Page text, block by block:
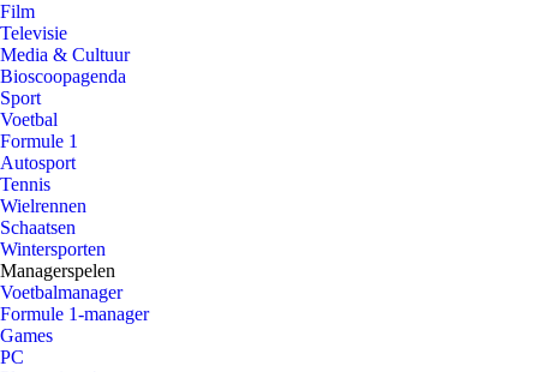
Film
Televisie
Media & Cultuur
Bioscoopagenda
Sport
Voetbal
Formule 1
Autosport
Tennis
Wielrennen
Schaatsen
Wintersporten
Managerspelen
Voetbalmanager
Formule 1-manager
Games
PC